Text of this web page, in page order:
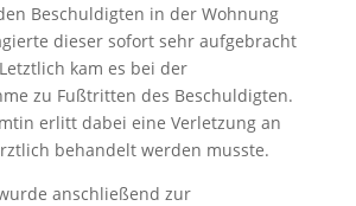
Beschuldigten in der Wohnung
dieser sofort sehr aufgebracht
kam es bei der
zu Fußtritten des Beschuldigten.
erlitt dabei eine Verletzung an
behandelt werden musste.
anschließend zur